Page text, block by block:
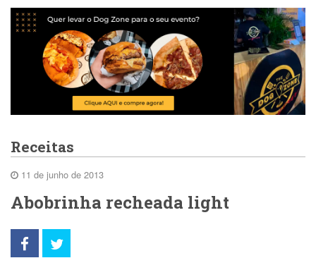
Receitas
11 de junho de 2013
Abobrinha recheada light